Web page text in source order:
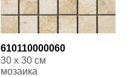
610110000060
30 x 30 см
мозаика